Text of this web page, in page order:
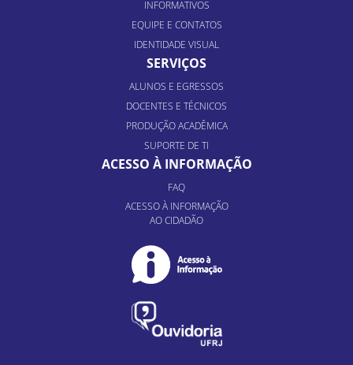
INFORMATIVOS
EQUIPE E CONTATOS
IDENTIDADE VISUAL
SERVIÇOS
ALUNOS E EGRESSOS
DOCENTES E TÉCNICOS
PRODUÇÃO ACADÊMICA
SUPORTE DE TI
ACESSO À INFORMAÇÃO
FAQ
ACESSO À INFORMAÇÃO
AO CIDADÃO